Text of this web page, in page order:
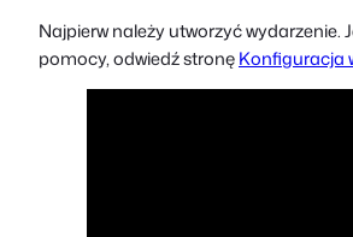
Najpierw należy utworzyć wydarzenie.
pomocy, odwiedź stronęKonfiguracja